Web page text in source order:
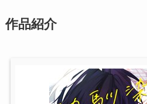
作品紹介